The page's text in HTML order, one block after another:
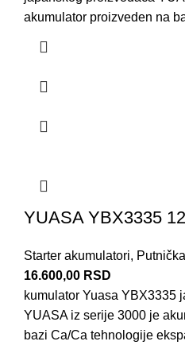
akumulator proizveden na
YUASA YBX3335
Starter akumulatori,
16.600,00 RSD
kumulator Yuasa YBX3335
YUASA iz serije 3000 je
bazi Ca/Ca tehnologije